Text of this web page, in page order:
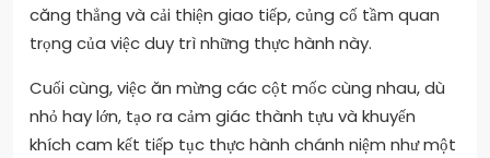
căng thẳng và cải thiện giao tiếp, củng cố tầm quan
trọng của việc duy trì những thực hành này.
Cuối cùng, việc ăn mừng các cột mốc cùng nhau, dù
nhỏ hay lớn, tạo ra cảm giác thành tựu và khuyến
khích cam kết tiếp tục thực hành chánh niệm như một